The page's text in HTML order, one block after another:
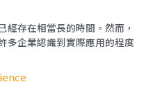
經存在相當長的時間。然而，
多企業認識到實際應用的程度